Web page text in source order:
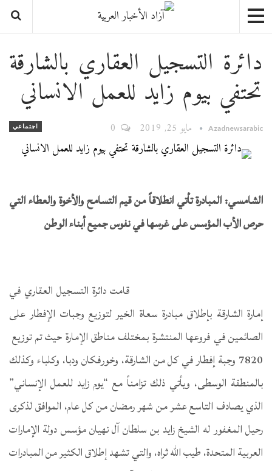
دائرة التسجيل العقاري بالشارقة
تحتفي بيوم زايد للعمل الانساني
اجتماعي Azadnewsarabic مايو 25, 2019
الشامسي:المبادرة تأتيانطلاقاً من قيم التسامح والأخوة والعطاء التي
حرص الأب المؤسس على غرسها في نفوس جميع أبناء الوطن
قامت دائرة التسجيل العقاري في
إمارة الشارقة بإطلاق مبادرة سعاة الخير لتوزيع وجبات الإفطار على
الصائمين في فروعها المنتشرة بمختلف مناطق الإمارة حيث تم توزيع
7820 وجبة إفطار في كل من الشارقة، وخورفكان ودبا، وكلباء وكذلك
بالمنطقة الوسطى، ويأتي ذلك تزامناً مع “يوم زايد للعمل الإنساني”
الذي يصادف التاسع عشر من شهر رمضان من كل عام، الموافق لذكرى
رحيل المغفور له الشيخ زايد بن سلطان آل نهيان مؤسس دولة الإمارات
العربية المتحدة، طيب الله ثراه، والتي تشهد إطلاق الكثير من المبادرات